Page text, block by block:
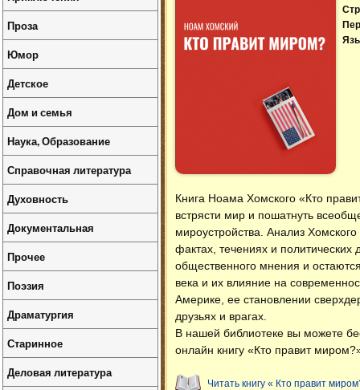
Книга Ноама Хомского «Кто
встрясти мир и пошатнуть
мироустройства. Анализ
фактах, течениях и политических
общественного мнения и
века и их влияние на
Америке, ее становлении
друзьях и врагах.
В нашей библиотеке вы можете
онлайн книгу «Кто правит
Читать книгу « Кто правит
Проза
Юмор
Детское
Дом и семья
Наука, Образование
Справочная литература
Духовность
Документальная
Прочее
Поэзия
Драматургия
Старинное
Деловая литература